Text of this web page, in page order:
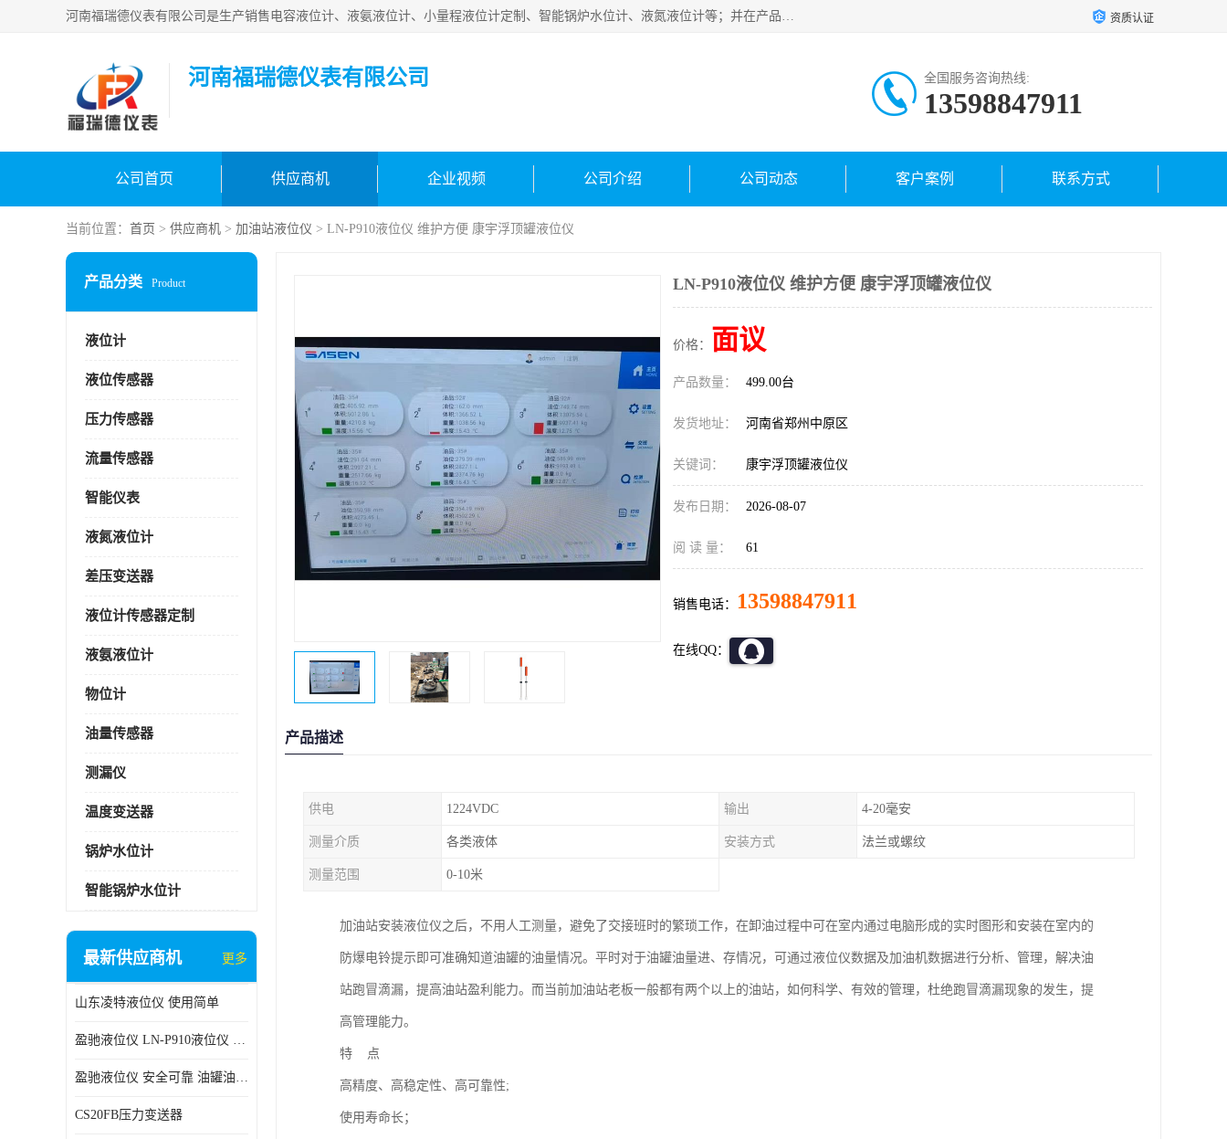
河南福瑞德仪表有限公司是生产销售电容液位计、液氨液位计、小量程液位计定制、智能锅炉水位计、液氮液位计等；并在产品开发、研制的过程中，吸取国内外仪器仪表的技术精华，建立了一支高、精、尖的科研开发队伍，使产品性能不断升级。 资质认证
河南福瑞德仪表有限公司 全国服务咨询热线:
13598847911
公司首页 供应商机 企业视频 公司介绍 公司动态 客户案例 联系方式
当前位置： 首页 > 供应商机 > 加油站液位仪 > LN-P910液位仪 维护方便 康宇浮顶罐液位仪
产品分类 Product
液位计
液位传感器
压力传感器
流量传感器
智能仪表
液氮液位计
差压变送器
液位计传感器定制
液氨液位计
物位计
油量传感器
测漏仪
温度变送器
锅炉水位计
智能锅炉水位计
最新供应商机 更多
山东凌特液位仪 使用简单
盈驰液位仪 LN-P910液位仪 安全可靠
盈驰液位仪 安全可靠 油罐油位检测
CS20FB压力变送器
LN-P910液位仪 维护方便 康宇浮顶罐液位仪
价格： 面议
产品数量： 499.00台
发货地址： 河南省郑州中原区
关键词： 康宇浮顶罐液位仪
发布日期： 2026-08-07
阅 读 量： 61
销售电话： 13598847911
在线QQ：
产品描述
供电 1224VDC 输出 4-20毫安
测量介质 各类液体 安装方式 法兰或螺纹
测量范围 0-10米
加油站安装液位仪之后，不用人工测量，避免了交接班时的繁琐工作，在卸油过程中可在室内通过电脑形成的实时图形和安装在室内的
防爆电铃提示即可准确知道油罐的油量情况。平时对于油罐油量进、存情况，可通过液位仪数据及加油机数据进行分析、管理，解决油
站跑冒滴漏，提高油站盈利能力。而当前加油站老板一般都有两个以上的油站，如何科学、有效的管理，杜绝跑冒滴漏现象的发生，提
高管理能力。
特 点
高精度、高稳定性、高可靠性;
使用寿命长；